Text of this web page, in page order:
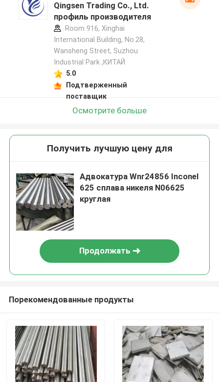
Qingsen Trading Co., Ltd.
профиль производителя
Room 916, Xinghai
International Building, No.28,
Wansheng Street, Suzhou
Industrial Park ,КИТАЙ
5.0
Подтверженный
поставщик
Осмотрите больше
Получить лучшую цену для
Адвокатура Wnr24856 Inconel
625 сплава никеля N06625
круглая
Продолжать
Порекомендованные продукты